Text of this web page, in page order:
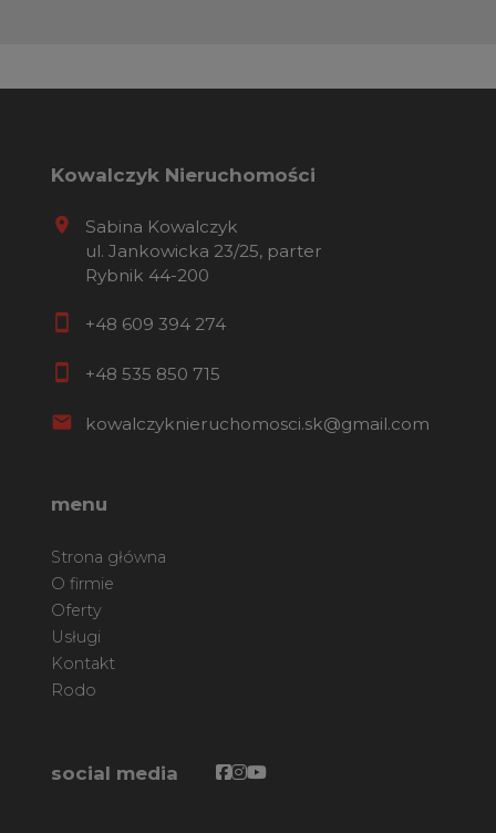
Kowalczyk Nieruchomości
Sabina Kowalczyk
ul. Jankowicka 23/25, parter
Rybnik 44-200
+48 609 394 274
+48 535 850 715
kowalczyknieruchomosci.sk@gmail.com
menu
Strona główna
O firmie
Oferty
Usługi
Kontakt
Rodo
social media Facebook
Facebook
Facebook